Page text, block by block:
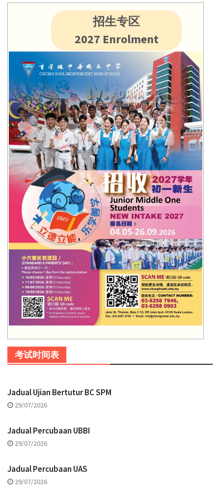
招生专区
2027 Enrolment
考试时间表
Jadual Ujian Bertutur BC SPM
29/07/2026
Jadual Percubaan UBBI
29/07/2026
Jadual Percubaan UAS
29/07/2026